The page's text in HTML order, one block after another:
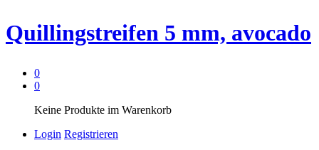
Quillingstreifen 5 mm, avocado
0
0
Keine Produkte im Warenkorb
Login Registrieren